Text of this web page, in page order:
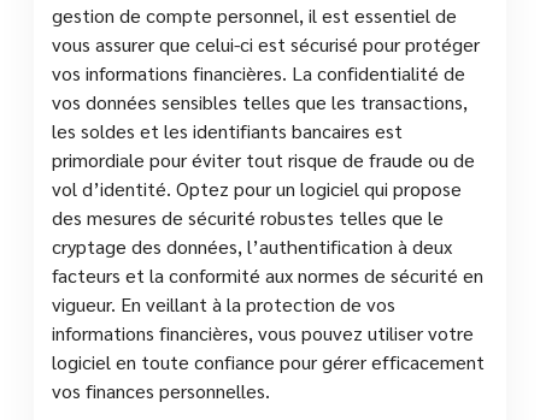
gestion de compte personnel, il est essentiel de
vous assurer que celui-ci est sécurisé pour protéger
vos informations financières. La confidentialité de
vos données sensibles telles que les transactions,
les soldes et les identifiants bancaires est
primordiale pour éviter tout risque de fraude ou de
vol d’identité. Optez pour un logiciel qui propose
des mesures de sécurité robustes telles que le
cryptage des données, l’authentification à deux
facteurs et la conformité aux normes de sécurité en
vigueur. En veillant à la protection de vos
informations financières, vous pouvez utiliser votre
logiciel en toute confiance pour gérer efficacement
vos finances personnelles.